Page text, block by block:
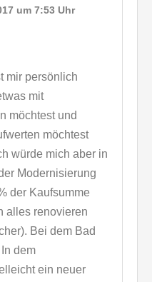
um 7:53 Uhr
mir persönlich
mit
möchtest und
möchtest
würde mich aber in
Modernisierung
der Kaufsumme
alles renovieren
Bei dem Bad
dem
ein neuer